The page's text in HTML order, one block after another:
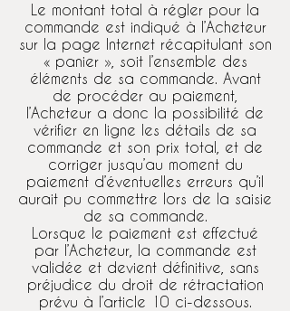
Le montant total à régler pour la
commande est indiqué à l’Acheteur
sur la page Internet récapitulant son
« panier », soit l’ensemble des
éléments de sa commande. Avant
de procéder au paiement,
l’Acheteur a donc la possibilité de
vérifier en ligne les détails de sa
commande et son prix total, et de
corriger jusqu’au moment du
paiement d’éventuelles erreurs qu’il
aurait pu commettre lors de la saisie
de sa commande.
Lorsque le paiement est effectué
par l’Acheteur, la commande est
validée et devient définitive, sans
préjudice du droit de rétractation
prévu à l’article 10 ci-dessous.